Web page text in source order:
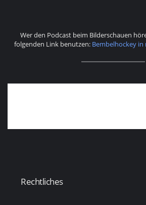
Wer den Podcast beim Bilderschauen
folgenden Link benutzen: Bembelhockey
Rechtliches